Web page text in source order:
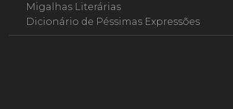
Migalhas Literárias
Dicionário de Péssimas Expressões